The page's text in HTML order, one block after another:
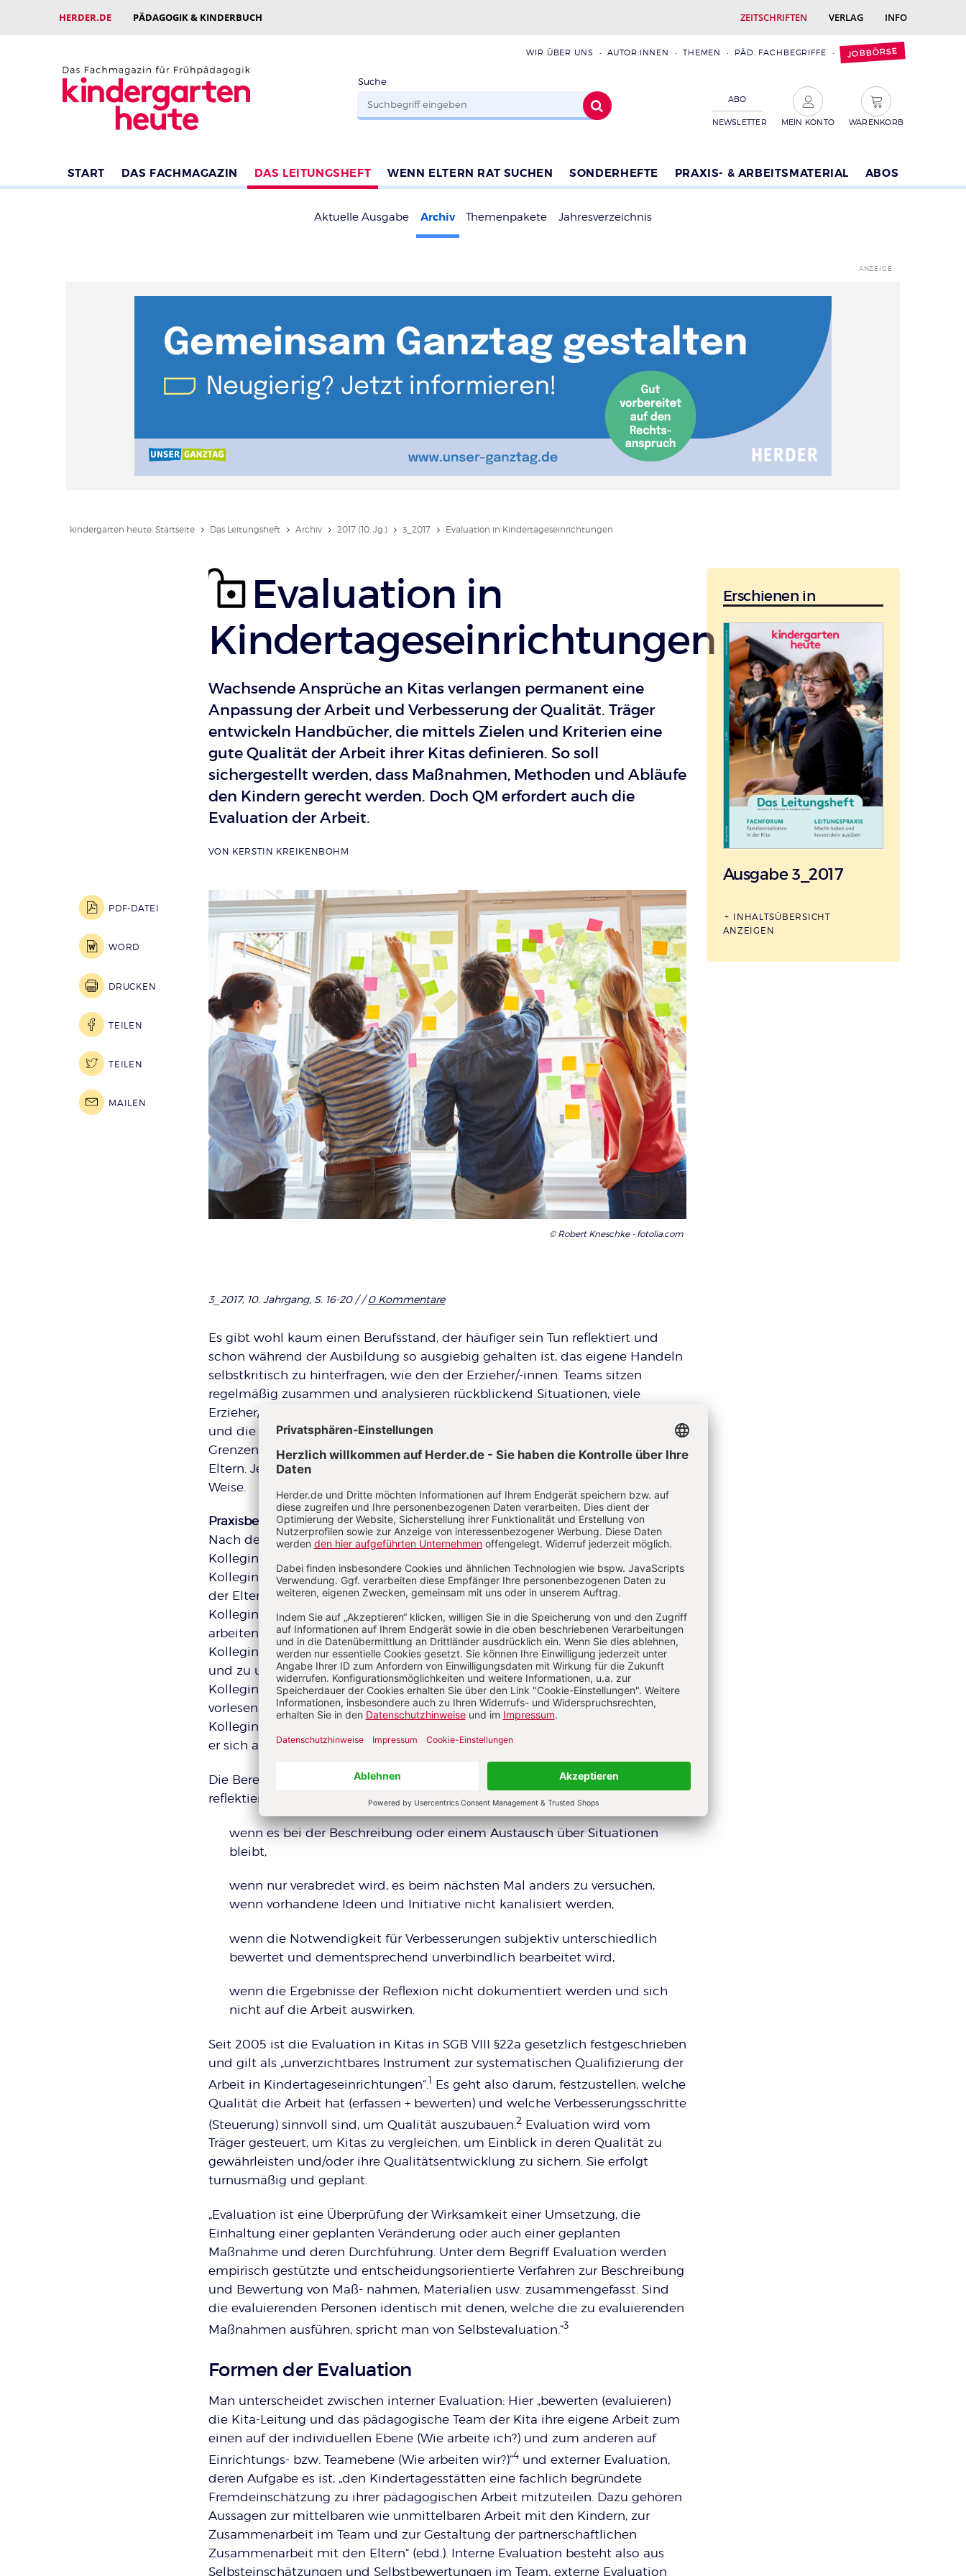
HERDER.DE PÄDAGOGIK & KINDERBUCH ZEITSCHRIFTEN VERLAG INFO
WIR ÜBER UNS AUTOR:INNEN THEMEN PÄD. FACHBEGRIFFE JOBBÖRSE
Suche
ABO
NEWSLETTER MEIN KONTO WARENKORB
START DAS FACHMAGAZIN DAS LEITUNGSHEFT WENN ELTERN RAT SUCHEN SONDERHEFTE PRAXIS- & ARBEITSMATERIAL ABOS
Aktuelle Ausgabe Archiv Themenpakete Jahresverzeichnis
kindergarten heute: Startseite Das Leitungsheft Archiv 2017 (10. Jg.) 3_2017 Evaluation in Kindertageseinrichtungen
Evaluation in
Kindertageseinrichtungen
Wachsende Ansprüche an Kitas verlangen permanent eine
Anpassung der Arbeit und Verbesserung der Qualität. Träger
entwickeln Handbücher, die mittels Zielen und Kriterien eine
gute Qualität der Arbeit ihrer Kitas definieren. So soll
sichergestellt werden, dass Maßnahmen, Methoden und Abläufe
den Kindern gerecht werden. Doch QM erfordert auch die
Evaluation der Arbeit.
VON KERSTIN KREIKENBOHM
© Robert Kneschke - fotolia.com
3_2017, 10. Jahrgang, S. 16-20 //0 Kommentare
Es gibt wohl kaum einen Berufsstand, der häufiger sein Tun reflektiert und
schon während der Ausbildung so ausgiebig gehalten ist, das eigene Handeln
selbstkritisch zu hinterfragen, wie den der Erzieher/-innen. Teams sitzen
regelmäßig zusammen und analysieren rückblickend Situationen, viele
Erzieher/-innen überdenken noch weit nach Dienstschluss erlebte Situationen
und die eigene Rolle. Jede Fachkraft hat dabei ihr eigenes Erleben, eigene
Grenzen und vor allem eigene Erwartungen an die Arbeit, die Kinder und die
Eltern. Jeder kennt das: Alle haben dieselbe Situation erlebt, aber jede auf ihre
Weise.
Praxisbeispiel:
Nach dem Abschlussgottesdienst eines Kirchenprojekts:
Kollegin A: „Ich habe mich gefreut, dass so viele Eltern da waren.“
Kollegin B: „Findest du? Ich fand, es waren wenig. Das war doch nur ein Drittel
der Elternschaft.“
Kollegin A: „Ein Drittel ist doch viel, wenn man bedenkt, dass die meisten
arbeiten.“
Kollegin C: „Aber die Kinder waren ja voll dabei.“ Kollegin D: „Mir war es zu laut
und zu unruhig.“
Kollegin E: „Ja, eigentlich wollte ich noch viel mehr Thesen der Kinder
vorlesen.“
Kollegin F: „Ich habe die ganze Zeit xy beobachtet und mich so gefreut, dass
er sich ans Mikro getraut hat!“
Die Bereitschaft, zu reflektieren, ist in den meisten Teams groß. Doch nur zu
reflektieren reicht nicht,
wenn es bei der Beschreibung oder einem Austausch über Situationen
bleibt,
wenn nur verabredet wird, es beim nächsten Mal anders zu versuchen,
wenn vorhandene Ideen und Initiative nicht kanalisiert werden,
wenn die Notwendigkeit für Verbesserungen subjektiv unterschiedlich
bewertet und dementsprechend unverbindlich bearbeitet wird,
wenn die Ergebnisse der Reflexion nicht dokumentiert werden und sich
nicht auf die Arbeit auswirken.
Seit 2005 ist die Evaluation in Kitas in SGB VIII §22a gesetzlich festgeschrieben
und gilt als „unverzichtbares Instrument zur systematischen Qualifizierung der
Arbeit in Kindertageseinrichtungen“.1 Es geht also darum, festzustellen, welche
Qualität die Arbeit hat (erfassen + bewerten) und welche Verbesserungsschritte
(Steuerung) sinnvoll sind, um Qualität auszubauen. 2Evaluation wird vom
Träger gesteuert, um Kitas zu vergleichen, um Einblick in deren Qualität zu
gewährleisten und/oder ihre Qualitätsentwicklung zu sichern. Sie erfolgt
turnusmäßig und geplant.
„Evaluation ist eine Überprüfung der Wirksamkeit einer Umsetzung, die
Einhaltung einer geplanten Veränderung oder auch einer geplanten
Maßnahme und deren Durchführung. Unter dem Begriff Evaluation werden
empirisch gestützte und entscheidungsorientierte Verfahren zur Beschreibung
und Bewertung von Maß- nahmen, Materialien usw. zusammengefasst. Sind
die evaluierenden Personen identisch mit denen, welche die zu evaluierenden
Maßnahmen ausführen, spricht man von Selbstevaluation.“3
Formen der Evaluation
Man unterscheidet zwischen interner Evaluation: Hier „bewerten (evaluieren)
die Kita-Leitung und das pädagogische Team der Kita ihre eigene Arbeit zum
einen auf der individuellen Ebene (Wie arbeite ich?) und zum anderen auf
Einrichtungs- bzw. Teamebene (Wie arbeiten wir?)“4und externer Evaluation,
deren Aufgabe es ist, „den Kindertagesstätten eine fachlich begründete
Fremdeinschätzung zu ihrer pädagogischen Arbeit mitzuteilen. Dazu gehören
Aussagen zur mittelbaren wie unmittelbaren Arbeit mit den Kindern, zur
Zusammenarbeit im Team und zur Gestaltung der partnerschaftlichen
Zusammenarbeit mit den Eltern“ (ebd.). Interne Evaluation besteht also aus
Selbsteinschätzungen und Selbstbewertungen im Team, externe Evaluation
PDF-DATEI
WORD
DRUCKEN
TEILEN
TEILEN
MAILEN
Erschienen in
Ausgabe 3_2017
INHALTSÜBERSICHT
ANZEIGEN